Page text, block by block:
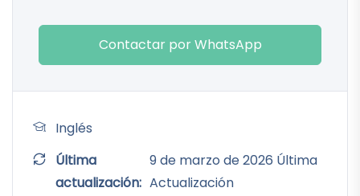
Contactar por WhatsApp
Inglés
Última
actualización:
9 de marzo de 2026 Última
Actualización